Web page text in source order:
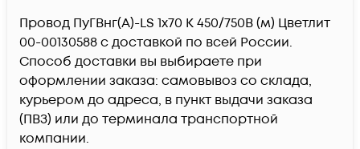
Провод ПуГВнг(А)-LS 1х70 К 450/750В (м) Цветлит
00-00130588 c доставкой по всей России.
Способ доставки вы выбираете при
оформлении заказа: самовывоз со склада,
курьером до адреса, в пункт выдачи заказа
(ПВЗ) или до терминала транспортной
компании.